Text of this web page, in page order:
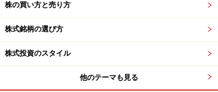
の売買に慣れてきて、1日に何度も売買する場合には、1
日の約定代金に対して手数料がかかるプランのほうがお
得になります。慣れてきたら手数料プランの変更を検討
株の買い方と売り方
株式銘柄の選び方
株式投資のスタイル
他のテーマも見る